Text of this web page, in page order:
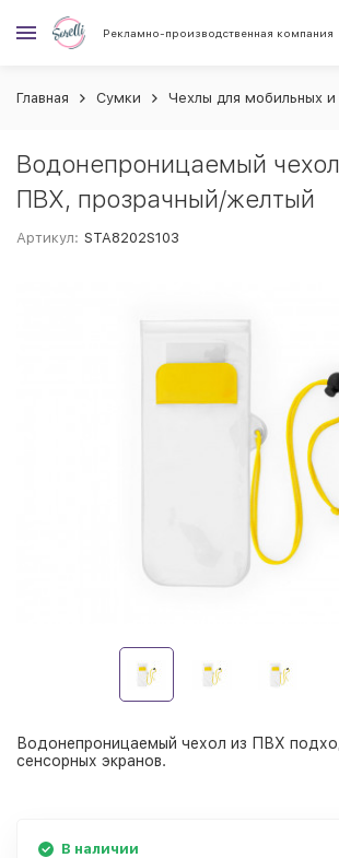
Рекламно-производственная компания
Главная Сумки Чехлы для мобильных и
Водонепроницаемый чехол
ПВХ, прозрачный/желтый
Артикул: STA8202S103
Водонепроницаемый чехол из ПВХ
сенсорных экранов.
В наличии